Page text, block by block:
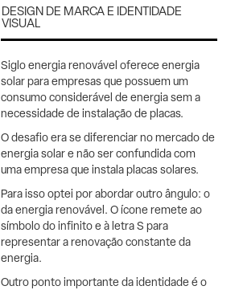
DESIGN DE MARCA E IDENTIDADE
VISUAL
Siglo energia renovável oferece energia
solar para empresas que possuem um
consumo considerável de energia sem a
necessidade de instalação de placas.
O desafio era se diferenciar no mercado de
energia solar e não ser confundida com
uma empresa que instala placas solares.
Para isso optei por abordar outro ângulo: o
da energia renovável. O ícone remete ao
símbolo do infinito e à letra S para
representar a renovação constante da
energia.
Outro ponto importante da identidade é o